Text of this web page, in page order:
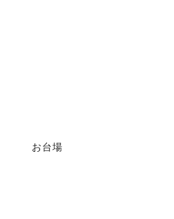
お台場